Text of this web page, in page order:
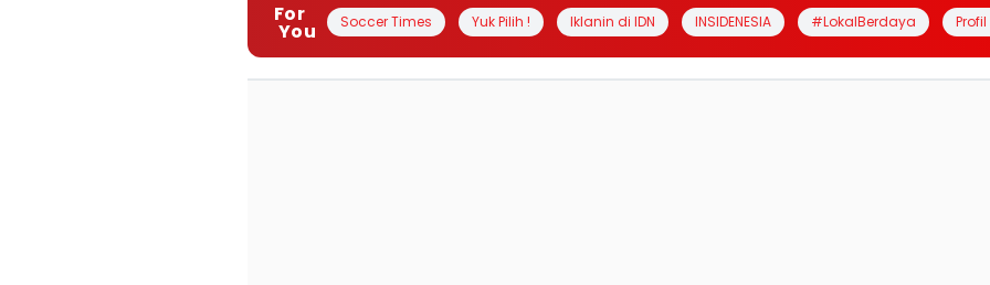
For
You Soccer Times Yuk Pilih ! Iklanin di IDN INSIDENESIA #LokalBerdaya